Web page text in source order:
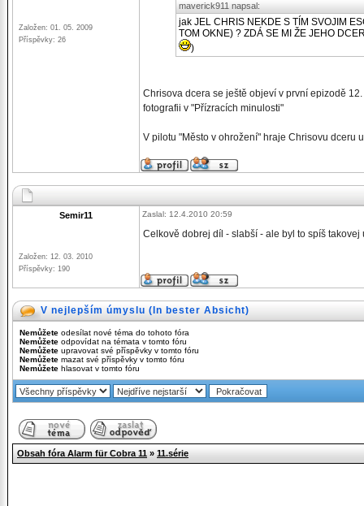
Založen: 01. 05. 2009
Příspěvky: 26
maverick911 napsal:
jak JEL CHRIS NEKDE S TÍM SVOJIM
TOM OKNE) ? ZDÁ SE MI ŽE JEHO
)
Chrisova dcera se ještě objeví v první epizodě
fotografii v "Přízracích minulosti"
V pilotu "Město v ohrožení" hraje Chrisovu dceru
Semir11
Založen: 12. 03. 2010
Příspěvky: 190
Zaslal: 12.4.2010 20:59
Celkově dobrej díl - slabší - ale byl to spíš takovej
V nejlepším úmyslu (In bester Absicht)
Nemůžete odesílat nové téma do tohoto fóra
Nemůžete odpovídat na témata v tomto fóru
Nemůžete upravovat své příspěvky v tomto fóru
Nemůžete mazat své příspěvky v tomto fóru
Nemůžete hlasovat v tomto fóru
Obsah fóra Alarm für Cobra 11 » 11.série